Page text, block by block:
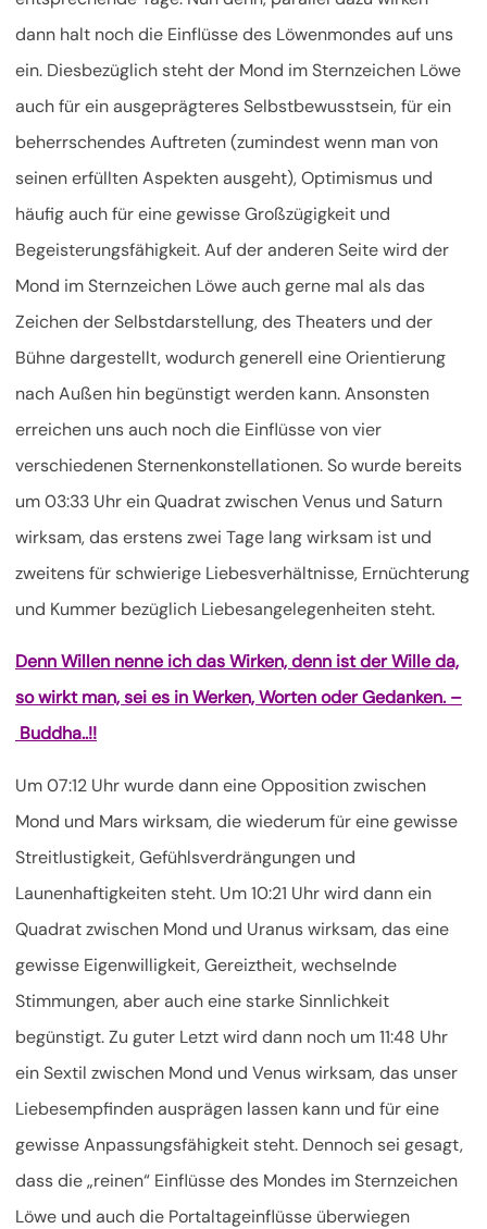
dann halt noch die Einflüsse des Löwenmondes auf uns
ein. Diesbezüglich steht der Mond im Sternzeichen Löwe
auch für ein ausgeprägteres Selbstbewusstsein, für ein
beherrschendes Auftreten (zumindest wenn man von
seinen erfüllten Aspekten ausgeht), Optimismus und
häufig auch für eine gewisse Großzügigkeit und
Begeisterungsfähigkeit. Auf der anderen Seite wird der
Mond im Sternzeichen Löwe auch gerne mal als das
Zeichen der Selbstdarstellung, des Theaters und der
Bühne dargestellt, wodurch generell eine Orientierung
nach Außen hin begünstigt werden kann. Ansonsten
erreichen uns auch noch die Einflüsse von vier
verschiedenen Sternenkonstellationen. So wurde bereits
um 03:33 Uhr ein Quadrat zwischen Venus und Saturn
wirksam, das erstens zwei Tage lang wirksam ist und
zweitens für schwierige Liebesverhältnisse, Ernüchterung
und Kummer bezüglich Liebesangelegenheiten steht.
Denn Willen nenne ich das Wirken, denn ist der Wille da,
so wirkt man, sei es in Werken, Worten oder Gedanken. –
Buddha..!!
Um 07:12 Uhr wurde dann eine Opposition zwischen
Mond und Mars wirksam, die wiederum für eine gewisse
Streitlustigkeit, Gefühlsverdrängungen und
Launenhaftigkeiten steht. Um 10:21 Uhr wird dann ein
Quadrat zwischen Mond und Uranus wirksam, das eine
gewisse Eigenwilligkeit, Gereiztheit, wechselnde
Stimmungen, aber auch eine starke Sinnlichkeit
begünstigt. Zu guter Letzt wird dann noch um 11:48 Uhr
ein Sextil zwischen Mond und Venus wirksam, das unser
Liebesempfinden ausprägen lassen kann und für eine
gewisse Anpassungsfähigkeit steht. Dennoch sei gesagt,
dass die „reinen“ Einflüsse des Mondes im Sternzeichen
Löwe und auch die Portaltageinflüsse überwiegen